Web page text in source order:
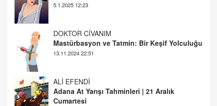
13.11.2024 22:51
ALİ EFENDİ
Adana At Yarışı Tahminleri | 21 Aralık
Cumartesi
TUTKUNUN PERİSİ
Sağlıklı Bir Cinsel Yaşam ile İlgili Bilinmesi
Gerekenler